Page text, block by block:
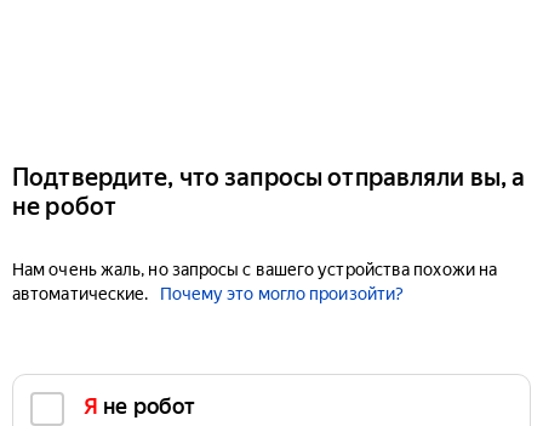
Подтвердите, что запросы отправляли вы, а
не робот
Нам очень жаль, но запросы с вашего устройства похожи на
автоматические.
Почему это могло произойти?
Я не робот